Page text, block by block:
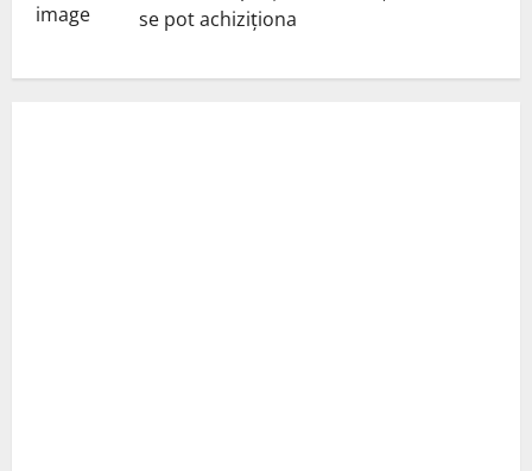
se pot achiziționa